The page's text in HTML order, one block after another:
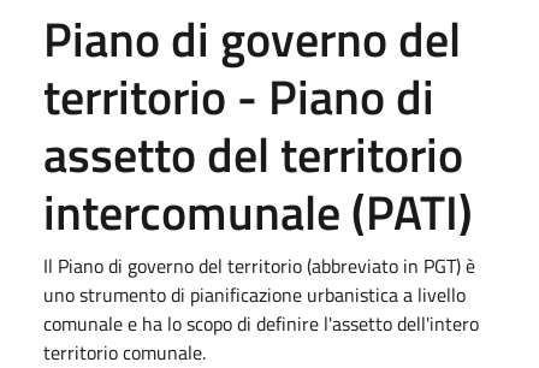
Piano di governo del
territorio - Piano di
assetto del territorio
intercomunale (PATI)
Il Piano di governo del territorio (abbreviato in PGT) è
uno strumento di pianificazione urbanistica a livello
comunale e ha lo scopo di definire l'assetto dell'intero
territorio comunale.